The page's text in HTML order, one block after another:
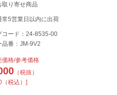
取り寄せ商品
常5営業日以内に出荷
コード：24-8535-00
品番：JM-9V2
価格/参考価格
（税抜）
（税込）]